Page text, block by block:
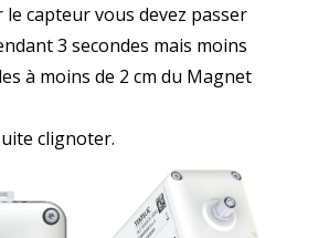
capteur vous devez passer
3 secondes mais moins
à moins de 2 cm du Magnet
clignoter.